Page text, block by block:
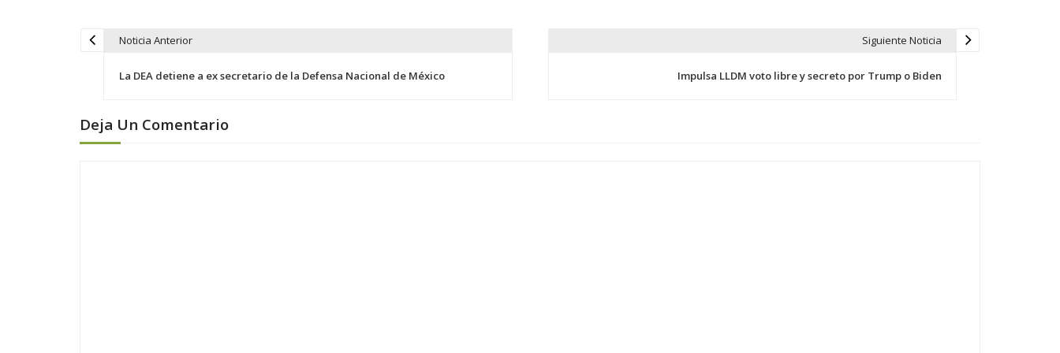
N
e
g
Noticia Anterior
La DEA detiene a ex secretario de la Defensa Nacional de México
Siguiente Noticia
Impulsa LLDM voto libre y secreto por Trump o Biden
Deja Un Comentario